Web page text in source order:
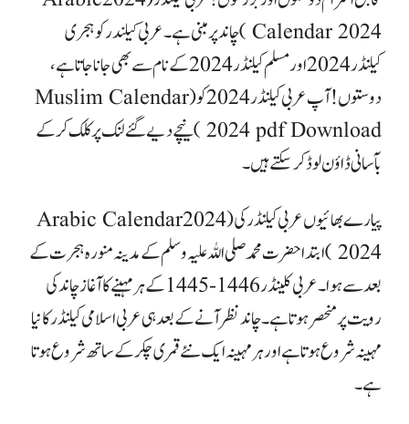
Calendar 2024 ) چاند پر مبنی ہے۔ عربی کیلندر کو ہجری
کیلنڈر 2024 اور مسلم کیلنڈر 2024 کے نام سے بھی جانا جاتا ہے،
دوستوں ! آپ عربی کیلنڈر 2024 کو ( Muslim Calendar
2024 pdf Download ) نیچے دیے گئے لنک پر کلک کرکے
بآسانی ڈاؤن لوڈ کر سکتے ہیں۔
پیارے بھائیوں عربی کیلنڈر کی (2024 Arabic Calendar
2024 ) ابتدا حضرت محمد صلی اللہ علیہ وسلم کے مدینہ منورہ ہجرت کے
بعد سے ہوا۔ عربی کلینڈر 1446-1445 کے ہر مہینے کا آغاز چاند کی
رویت پر منحصر ہوتا ہے۔ چاند نظر آنے کے بعد ہی عربی اسلامی کیلنڈر کا نیا
مہینہ شروع ہوتا ہے اور ہر مہینہ ایک نئے قمری چکر کے ساتھ شروع ہوتا
ہے۔